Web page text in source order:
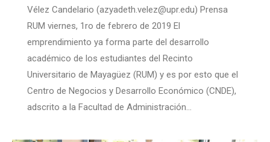
Vélez Candelario (azyadeth.velez@upr.edu) Prensa
RUM viernes, 1ro de febrero de 2019 El
emprendimiento ya forma parte del desarrollo
académico de los estudiantes del Recinto
Universitario de Mayagüez (RUM) y es por esto que el
Centro de Negocios y Desarrollo Económico (CNDE),
adscrito a la Facultad de Administración…